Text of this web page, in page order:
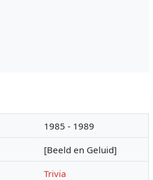
1985 - 1989
[Beeld en Geluid]
Trivia